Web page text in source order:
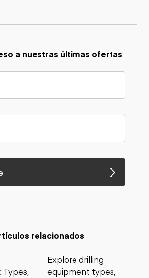
a nuestras últimas ofertas
relacionados
Types,
Explore drilling
equipment types,